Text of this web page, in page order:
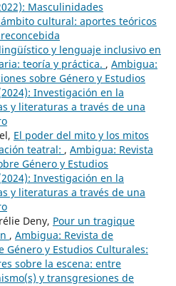
Masculinidades
cultural: aportes teóricos
y lenguaje inclusivo en
teoría y práctica. , Ambigua:
sobre Género y Estudios
Investigación en la
y literaturas a través de una
El poder del mito y los mitos
teatral: , Ambigua: Revista
Género y Estudios
Investigación en la
y literaturas a través de una
Deny, Pour un tragique
, Ambigua: Revista de
Género y Estudios Culturales:
sobre la escena: entre
y transgresiones de